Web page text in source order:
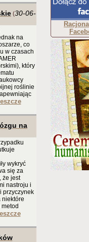
(30-06-
na
co
w czasach
który
roślinie
na
wykryć
się za
że jest
nastroju i
przyczynek
niektóre